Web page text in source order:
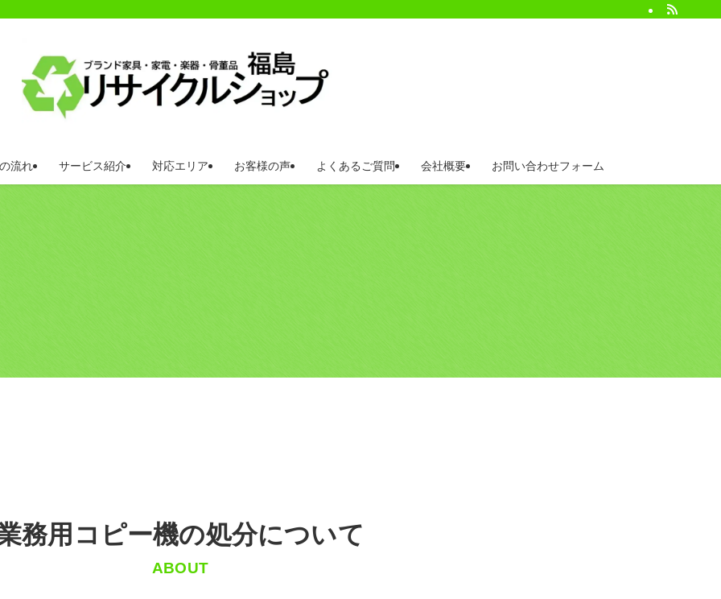
流れ サービス紹介 対応エリア お客様の声 よくあるご質問 会社概要 お問い合わせフォーム
務用コピー機の処分について
ABOUT